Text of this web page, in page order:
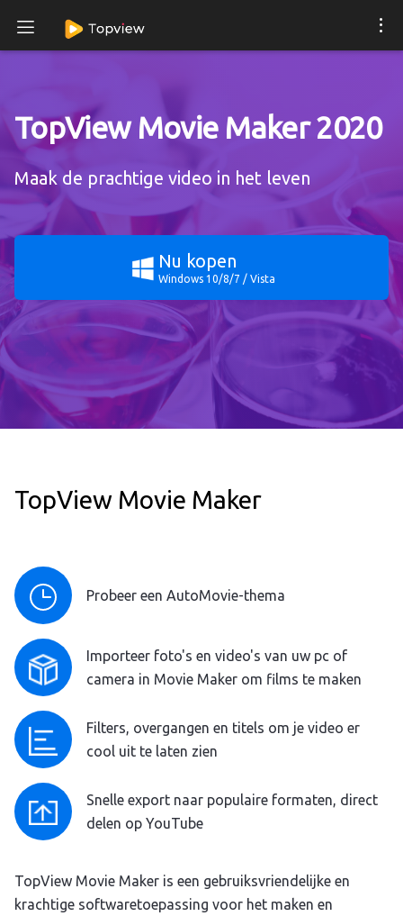
TopView Movie Maker 2020
Maak de prachtige video in het leven
Nu kopen
Windows 10/8/7 / Vista
TopView Movie Maker
Probeer een AutoMovie-thema
Importeer foto's en video's van uw pc of
camera in Movie Maker om films te maken
Filters, overgangen en titels om je video er
cool uit te laten zien
Snelle export naar populaire formaten, direct
delen op YouTube
TopView Movie Maker is een gebruiksvriendelijke en
krachtige softwaretoepassing voor het maken en